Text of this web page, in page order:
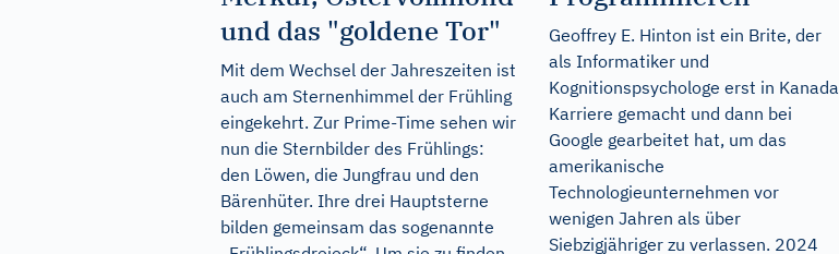
und das "goldene Tor"
Mit dem Wechsel der Jahreszeiten ist
auch am Sternenhimmel der Frühling
eingekehrt. Zur Prime-Time sehen wir
nun die Sternbilder des Frühlings:
den Löwen, die Jungfrau und den
Bärenhüter. Ihre drei Hauptsterne
bilden gemeinsam das sogenannte
Geoffrey E. Hinton ist ein Brite, der
als Informatiker und
Kognitionspsychologe erst in Kanada
Karriere gemacht und dann bei
Google gearbeitet hat, um das
amerikanische
Technologieunternehmen vor
wenigen Jahren als über
Siebzigjähriger zu verlassen. 2024